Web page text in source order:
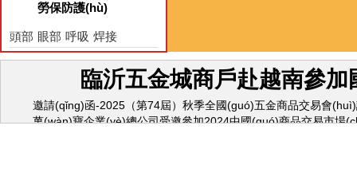
勞保防護(hù)
頭部 眼部 呼吸 焊接
臨沂五金城商戶赴越南參
邀請(qǐng)函-2025（第74屆）秋季全國(guó)五金商品交易會
萬(wàn)寶企業(yè)總公司受邀參加2024中國(guó)商品交易市場